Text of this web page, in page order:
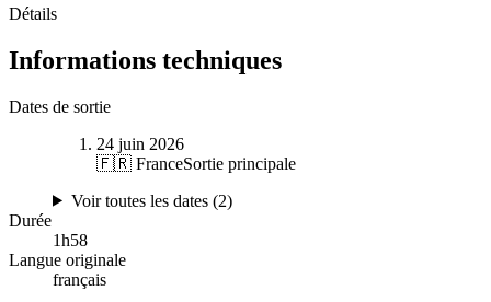
Détails
Informations techniques
Dates de sortie
24 juin 2026
🇫🇷 FranceSortie principale
Voir toutes les dates (2)
Durée
1h58
Langue originale
français